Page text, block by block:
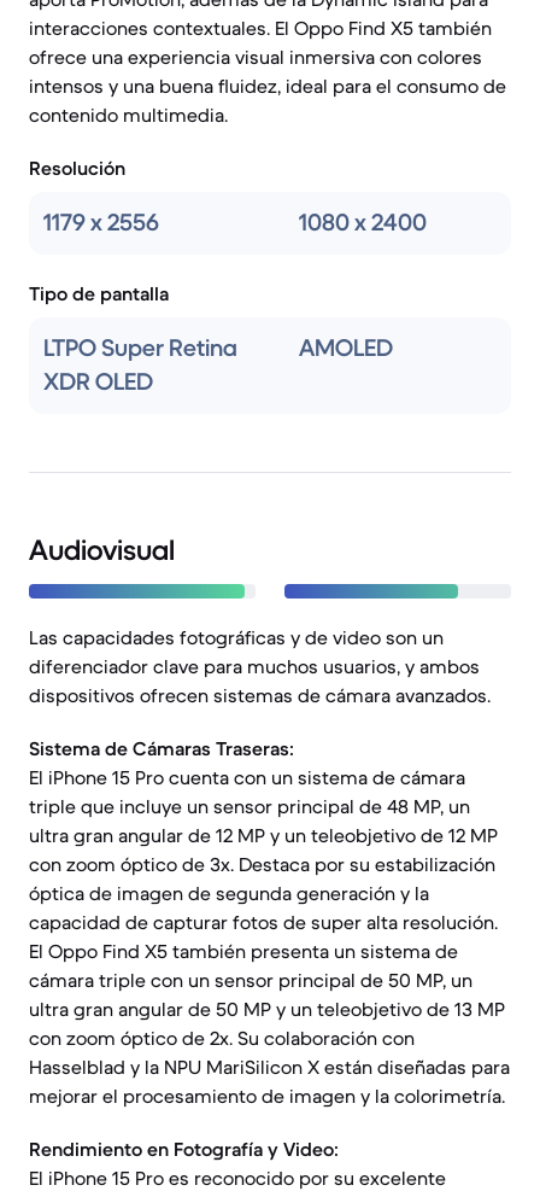
interacciones contextuales. El Oppo Find X5 también
ofrece una experiencia visual inmersiva con colores
intensos y una buena fluidez, ideal para el consumo de
contenido multimedia.
Resolución
1179 x 2556 1080 x 2400
Tipo de pantalla
LTPO Super Retina
XDR OLED
AMOLED
Audiovisual
Las capacidades fotográficas y de video son un
diferenciador clave para muchos usuarios, y ambos
dispositivos ofrecen sistemas de cámara avanzados.
Sistema de Cámaras Traseras:
El iPhone 15 Pro cuenta con un sistema de cámara
triple que incluye un sensor principal de 48 MP, un
ultra gran angular de 12 MP y un teleobjetivo de 12 MP
con zoom óptico de 3x. Destaca por su estabilización
óptica de imagen de segunda generación y la
capacidad de capturar fotos de super alta resolución.
El Oppo Find X5 también presenta un sistema de
cámara triple con un sensor principal de 50 MP, un
ultra gran angular de 50 MP y un teleobjetivo de 13 MP
con zoom óptico de 2x. Su colaboración con
Hasselblad y la NPU MariSilicon X están diseñadas para
mejorar el procesamiento de imagen y la colorimetría.
Rendimiento en Fotografía y Video:
El iPhone 15 Pro es reconocido por su excelente